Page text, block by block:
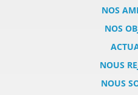
NOS
NOS
NOUS
NOUS